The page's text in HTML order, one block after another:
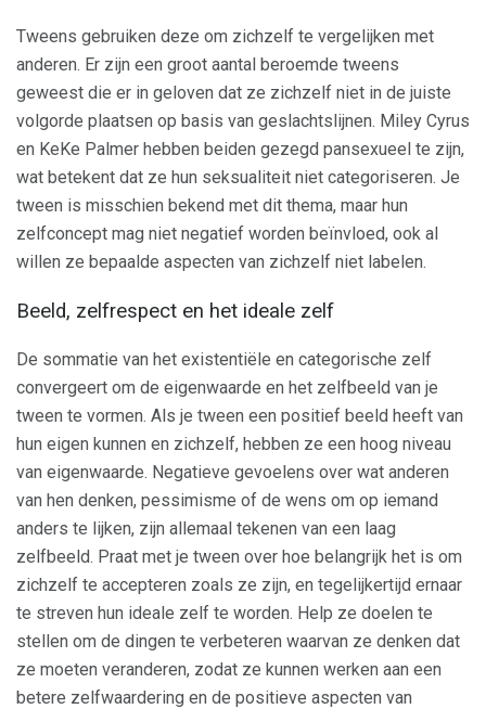
Tweens gebruiken deze om zichzelf te vergelijken met
anderen. Er zijn een groot aantal beroemde tweens
geweest die er in geloven dat ze zichzelf niet in de juiste
volgorde plaatsen op basis van geslachtslijnen. Miley Cyrus
en KeKe Palmer hebben beiden gezegd pansexueel te zijn,
wat betekent dat ze hun seksualiteit niet categoriseren. Je
tween is misschien bekend met dit thema, maar hun
zelfconcept mag niet negatief worden beïnvloed, ook al
willen ze bepaalde aspecten van zichzelf niet labelen.
Beeld, zelfrespect en het ideale zelf
De sommatie van het existentiële en categorische zelf
convergeert om de eigenwaarde en het zelfbeeld van je
tween te vormen. Als je tween een positief beeld heeft van
hun eigen kunnen en zichzelf, hebben ze een hoog niveau
van eigenwaarde. Negatieve gevoelens over wat anderen
van hen denken, pessimisme of de wens om op iemand
anders te lijken, zijn allemaal tekenen van een laag
zelfbeeld. Praat met je tween over hoe belangrijk het is om
zichzelf te accepteren zoals ze zijn, en tegelijkertijd ernaar
te streven hun ideale zelf te worden. Help ze doelen te
stellen om de dingen te verbeteren waarvan ze denken dat
ze moeten veranderen, zodat ze kunnen werken aan een
betere zelfwaardering en de positieve aspecten van